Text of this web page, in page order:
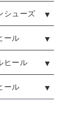
シューズ
ール
ヒール
ール